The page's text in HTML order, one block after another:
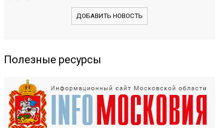
ДОБАВИТЬ НОВОСТЬ
Полезные ресурсы